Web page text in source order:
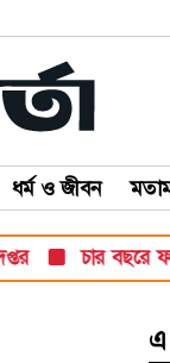
ধর্ম ও জীবন
চার বছরে
এ